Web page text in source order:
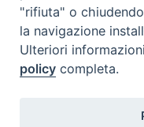
Dall'Egitto ho
"rifiuta" o
la navigazione
Ulteriori
policy completa.